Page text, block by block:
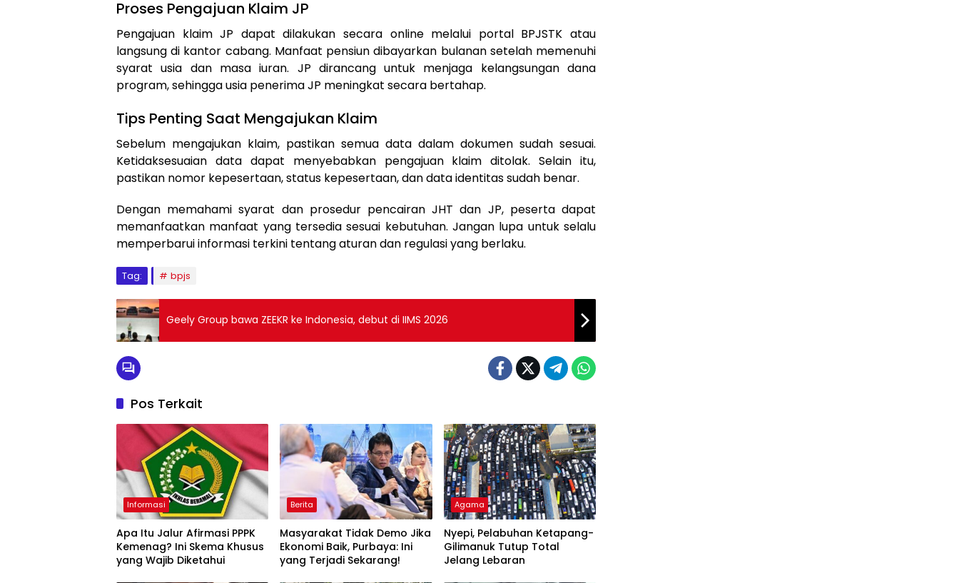
Proses Pengajuan Klaim JP
Pengajuan klaim JP dapat dilakukan secara online melalui portal BPJSTK atau
langsung di kantor cabang. Manfaat pensiun dibayarkan bulanan setelah memenuhi
syarat usia dan masa iuran. JP dirancang untuk menjaga kelangsungan dana
program, sehingga usia penerima JP meningkat secara bertahap.
Tips Penting Saat Mengajukan Klaim
Sebelum mengajukan klaim, pastikan semua data dalam dokumen sudah sesuai.
Ketidaksesuaian data dapat menyebabkan pengajuan klaim ditolak. Selain itu,
pastikan nomor kepesertaan, status kepesertaan, dan data identitas sudah benar.
Dengan memahami syarat dan prosedur pencairan JHT dan JP, peserta dapat
memanfaatkan manfaat yang tersedia sesuai kebutuhan. Jangan lupa untuk selalu
memperbarui informasi terkini tentang aturan dan regulasi yang berlaku.
Tag: bpjs
Geely Group bawa ZEEKR ke Indonesia, debut di IIMS 2026
Pos Terkait
Informasi
Apa Itu Jalur Afirmasi PPPK
Kemenag? Ini Skema Khusus
yang Wajib Diketahui
Berita
Masyarakat Tidak Demo Jika
Ekonomi Baik, Purbaya: Ini
yang Terjadi Sekarang!
Agama
Nyepi, Pelabuhan Ketapang-
Gilimanuk Tutup Total
Jelang Lebaran